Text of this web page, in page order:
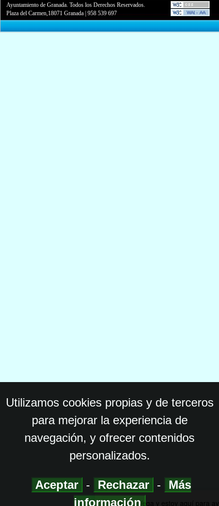
Ayuntamiento de Granada. Todos los Derechos Reservados.
Plaza del Carmen,18071 Granada |958 539 697
Utilizamos cookies propias y de terceros
para mejorar la experiencia de
navegación, y ofrecer contenidos
personalizados.
Aceptar - Rechazar -
Más
información